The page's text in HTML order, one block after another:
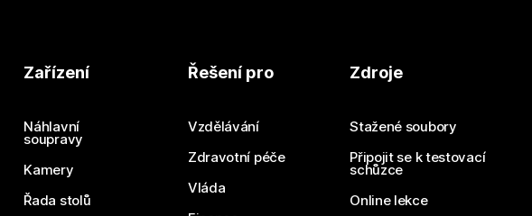
Zařízení
Náhlavní
soupravy
Kamery
Řada stolů
Řešení pro
Vzdělávání
Zdravotní péče
Vláda
Zdroje
Stažené soubory
Připojit se k testovací
schůzce
Online lekce